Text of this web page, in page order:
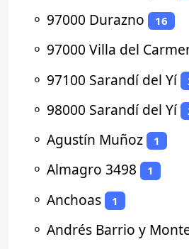
⚬ 97000 Durazno 16
⚬ 97000 Villa del
⚬ 97100 Sarandí del Yí
⚬ 98000 Sarandí del Yí
⚬ Agustín Muñoz 1
⚬ Almagro 3498 1
⚬ Anchoas 1
⚬ Andrés Barrio y